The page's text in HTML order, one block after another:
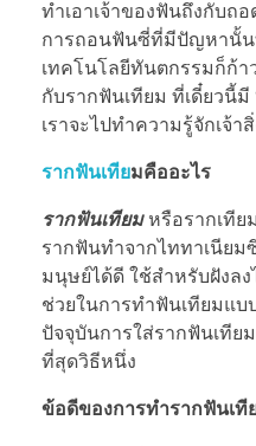
ทำเอาเจ้าของฟันถึงกับถ
การถอนฟันซี่ที่มีปัญหานั้น
เทคโนโลยีทันตกรรมก็ก้า
กับรากฟันเทียม ที่เดี๋ยวนี้
เราจะไปทำความรู้จักเจ้า
รากฟันเทียมคืออะไร
รากฟันเทียมหรือรากเทีย
รากฟันทำจากไททาเนียม
มนุษย์ได้ดี ใช้สำหรับฝังล
ช่วยในการทำฟันเทียมแ
ปัจจุบันการใส่รากฟันเทีย
ที่สุดวิธีหนึ่ง
ข้อดีของการทำรากฟันเที